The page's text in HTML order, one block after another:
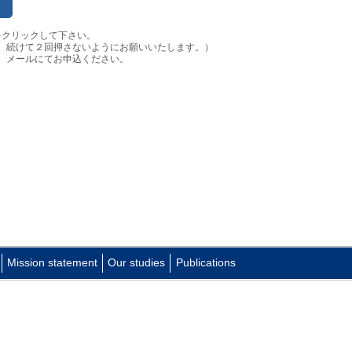
リックして下さい。
けて２回押さないようにお願いいたします。）
ールにてお申込ください。
Mission statement Our studies Publications